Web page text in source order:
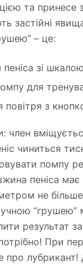
та принесе
застійні
– це:
зі
для
повітря з
чиниться
помпу
пеніса
не
“грушею”
результат
При
про